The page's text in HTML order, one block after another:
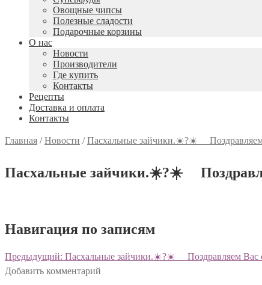
Овощные чипсы
Полезные сладости
Подарочные корзины
О нас
Новости
Производители
Где купить
Контакты
Рецепты
Доставка и оплата
Контакты
Главная /Новости /Пасхальные зайчики.☀️?☀️ ⠀
Пасхальные зайчики.☀️?☀️ ⠀
Навигация по записям
Предыдущий: Пасхальные зайчики.☀️?☀️ ⠀ Поздравляем
Добавить комментарий